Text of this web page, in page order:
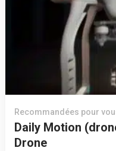
Recommandées pour
Daily Motion
Drone